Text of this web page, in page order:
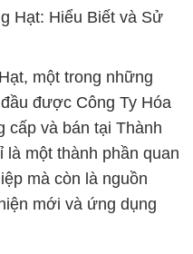
Hạt: Hiểu Biết và Sử
một trong những
được Công Ty Hóa
cấp và bán tại Thành
là một thành phần quan
mà còn là nguồn
mới và ứng dụng